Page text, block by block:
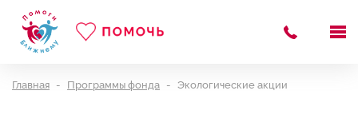
Главная Программы фонда Экологические акции